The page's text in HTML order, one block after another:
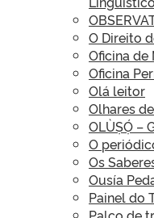
O Direito
Oficina de
Oficina
Olá leitor
Olhares
OLÙṢỌ́ –
O
Os
Ousía
Painel do